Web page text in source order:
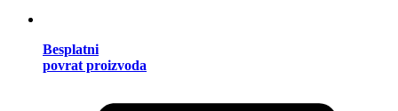
Besplatni
povrat proizvoda